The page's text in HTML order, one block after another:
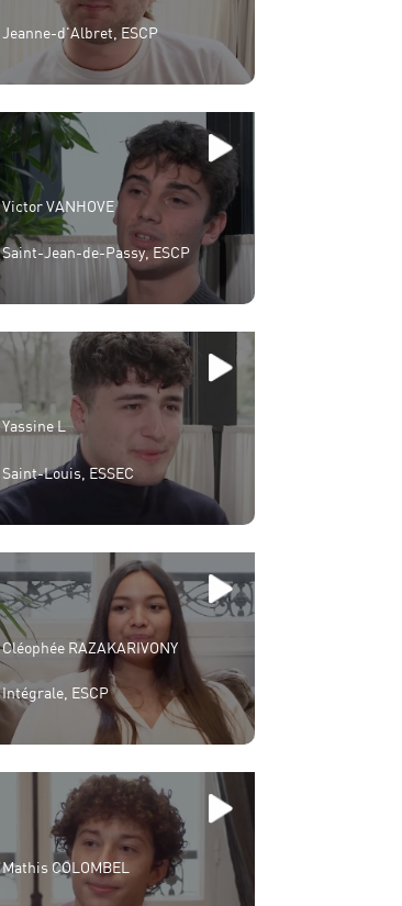
Jeanne-d'Albret, ESCP
Victor VANHOVE
Saint-Jean-de-Passy, ESCP
Yassine L
Saint-Louis, ESSEC
Cléophée RAZAKARIVONY
Intégrale, ESCP
Mathis COLOMBEL